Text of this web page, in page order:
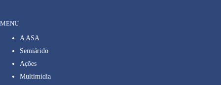
MENU
A ASA
Semiárido
Ações
Multimídia